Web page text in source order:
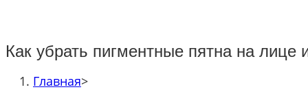
Как убрать пигментные пятна на лице
Главная>